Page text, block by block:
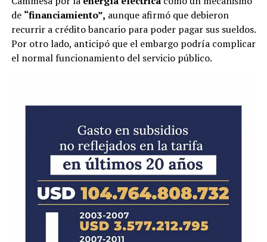
de “financiamiento”, aunque afirmó que debieron
recurrir a crédito bancario para poder pagar sus sueldos.
Por otro lado, anticipó que el embargo podría complicar
el normal funcionamiento del servicio público.